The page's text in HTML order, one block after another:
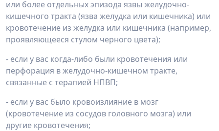
или более отдельных эпизода язвы желудочно-
кишечного тракта (язва желудка или кишечника) или
кровотечение из желудка или кишечника (например,
проявляющееся стулом черного цвета);
- если у вас когда-либо были кровотечения или
перфорация в желудочно-кишечном тракте,
связанные с терапией НПВП;
- если у вас было кровоизлияние в мозг
(кровотечение из сосудов головного мозга) или
другие кровотечения;